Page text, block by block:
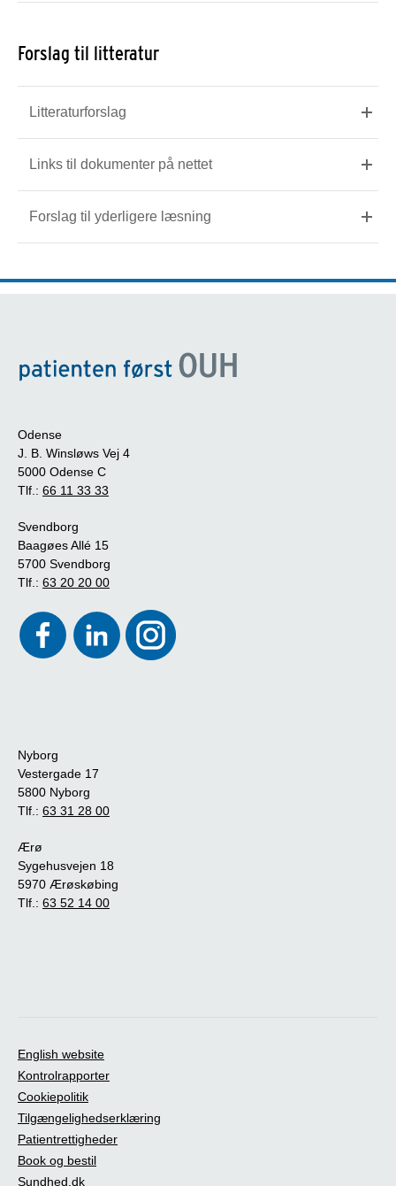
Forslag til litteratur
Litteraturforslag
Links til dokumenter på nettet
Forslag til yderligere læsning
Odense
J. B. Winsløws Vej 4
5000 Odense C
Tlf.: 66 11 33 33
Svendborg
Baagøes Allé 15
5700 Svendborg
Tlf.: 63 20 20 00
Nyborg
Vestergade 17
5800 Nyborg
Tlf.: 63 31 28 00
Ærø
Sygehusvejen 18
5970 Ærøskøbing
Tlf.: 63 52 14 00
English website
Kontrolrapporter
Cookiepolitik
Tilgængelighedserklæring
Patientrettigheder
Book og bestil
Sundhed.dk